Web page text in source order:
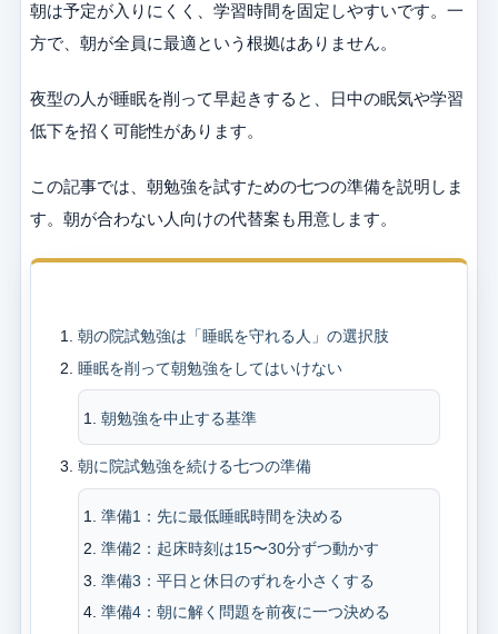
朝は予定が入りにくく、学習時間を固定しやすいです。一
方で、朝が全員に最適という根拠はありません。
夜型の人が睡眠を削って早起きすると、日中の眠気や学習
低下を招く可能性があります。
この記事では、朝勉強を試すための七つの準備を説明しま
す。朝が合わない人向けの代替案も用意します。
朝の院試勉強は「睡眠を守れる人」の選択肢
睡眠を削って朝勉強をしてはいけない
朝勉強を中止する基準
朝に院試勉強を続ける七つの準備
準備1：先に最低睡眠時間を決める
準備2：起床時刻は15〜30分ずつ動かす
準備3：平日と休日のずれを小さくする
準備4：朝に解く問題を前夜に一つ決める